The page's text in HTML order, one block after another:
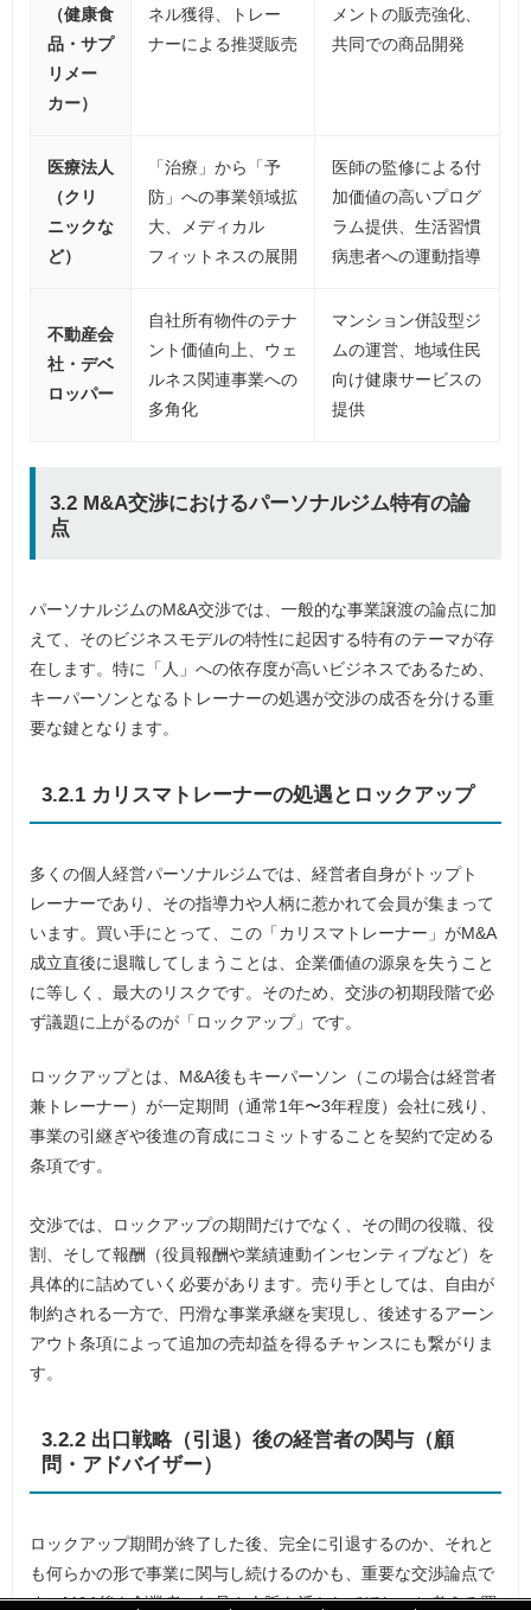
（健康食
品・サプ
リメー
カー）
ネル獲得、トレー
ナーによる推奨販売
メントの販売強化、
共同での商品開発
医療法人
（クリ
ニックな
ど）
「治療」から「予
防」への事業領域拡
大、メディカル
フィットネスの展開
医師の監修による付
加価値の高いプログ
ラム提供、生活習慣
病患者への運動指導
不動産会
社・デベ
ロッパー
自社所有物件のテナ
ント価値向上、ウェ
ルネス関連事業への
多角化
マンション併設型ジ
ムの運営、地域住民
向け健康サービスの
提供
3.2 M&A交渉におけるパーソナルジム特有の論
点
パーソナルジムのM&A交渉では、一般的な事業譲渡の論点に加
えて、そのビジネスモデルの特性に起因する特有のテーマが存
在します。特に「人」への依存度が高いビジネスであるため、
キーパーソンとなるトレーナーの処遇が交渉の成否を分ける重
要な鍵となります。
3.2.1 カリスマトレーナーの処遇とロックアップ
多くの個人経営パーソナルジムでは、経営者自身がトップト
レーナーであり、その指導力や人柄に惹かれて会員が集まって
います。買い手にとって、この「カリスマトレーナー」がM&A
成立直後に退職してしまうことは、企業価値の源泉を失うこと
に等しく、最大のリスクです。そのため、交渉の初期段階で必
ず議題に上がるのが「ロックアップ」です。
ロックアップとは、M&A後もキーパーソン（この場合は経営者
兼トレーナー）が一定期間（通常1年〜3年程度）会社に残り、
事業の引継ぎや後進の育成にコミットすることを契約で定める
条項です。
交渉では、ロックアップの期間だけでなく、その間の役職、役
割、そして報酬（役員報酬や業績連動インセンティブなど）を
具体的に詰めていく必要があります。売り手としては、自由が
制約される一方で、円滑な事業承継を実現し、後述するアーン
アウト条項によって追加の売却益を得るチャンスにも繋がりま
す。
3.2.2 出口戦略（引退）後の経営者の関与（顧
問・アドバイザー）
ロックアップ期間が終了した後、完全に引退するのか、それと
も何らかの形で事業に関与し続けるのかも、重要な交渉論点で
す。M&A後も創業者の知見や人脈を活かしてほしいと考える買